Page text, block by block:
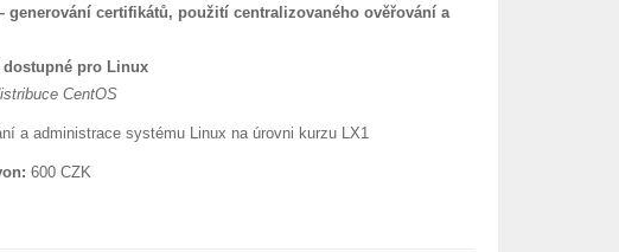
generování certifikátů, použití centralizovaného ověřování a
pro Linux
CentOS
a administrace systému Linux na úrovni kurzu LX1
600 CZK